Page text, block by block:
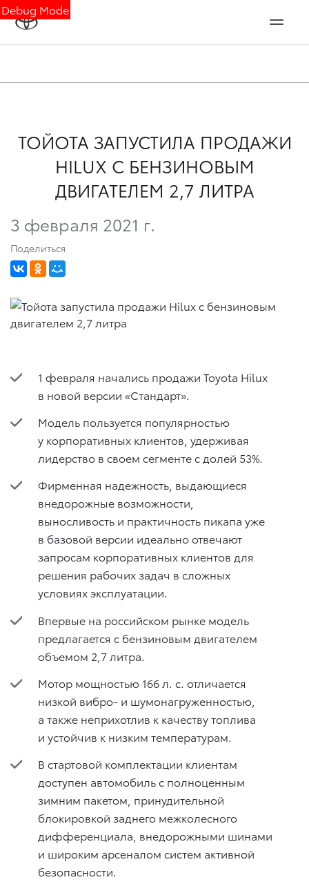
Debug Mode
ТОЙОТА ЗАПУСТИЛА ПРОДАЖИ
HILUX C БЕНЗИНОВЫМ
ДВИГАТЕЛЕМ 2,7 ЛИТРА
3 февраля 2021 г.
Поделиться
1 февраля начались продажи Toyota Hilux
в новой версии «Стандарт».
Модель пользуется популярностью
у корпоративных клиентов, удерживая
лидерство в своем сегменте с долей 53%.
Фирменная надежность, выдающиеся
внедорожные возможности,
выносливость и практичность пикапа уже
в базовой версии идеально отвечают
запросам корпоративных клиентов для
решения рабочих задач в сложных
условиях эксплуатации.
Впервые на российском рынке модель
предлагается с бензиновым двигателем
объемом 2,7 литра.
Мотор мощностью 166 л. с. отличается
низкой вибро- и шумонагруженностью,
а также неприхотлив к качеству топлива
и устойчив к низким температурам.
В стартовой комплектации клиентам
доступен автомобиль с полноценным
зимним пакетом, принудительной
блокировкой заднего межколесного
дифференциала, внедорожными шинами
и широким арсеналом систем активной
безопасности.